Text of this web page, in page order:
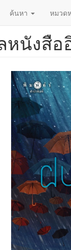
ค้นหา หมวด
นังสือ